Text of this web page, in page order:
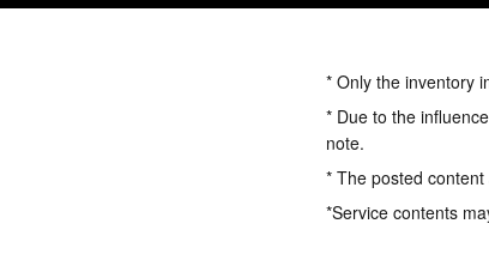
* Only the inventory
* Due to the
note.
* The posted
*Service contents